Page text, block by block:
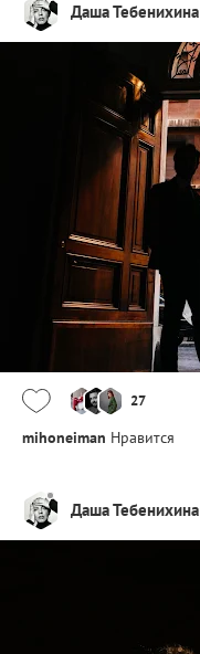
Даша Тебенихина
27
mihoneiman Нравится
Даша Тебенихина